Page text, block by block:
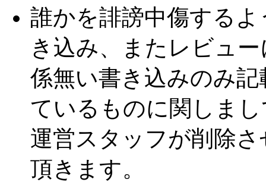
誰かを誹謗中傷するよ
き込み、またレビュー
係無い書き込みのみ記
ているものに関しま
運営スタッフが削除さ
頂きます。